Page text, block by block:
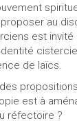
au
est
de laïcs.
est à
réfectoire ?